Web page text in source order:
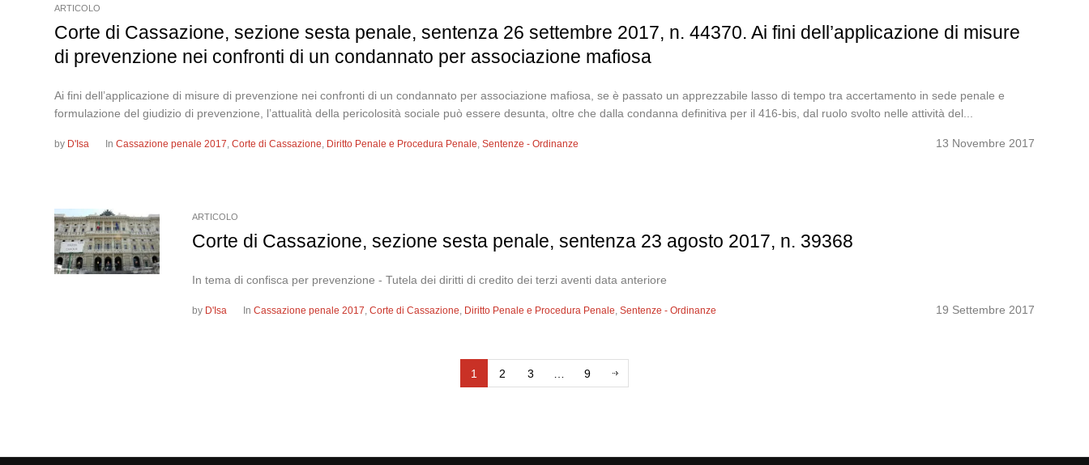
ARTICOLO
Corte di Cassazione, sezione sesta penale, sentenza 26 settembre 2017, n. 44370. Ai fini dell’applicazione di misure
di prevenzione nei confronti di un condannato per associazione mafiosa
Ai fini dell’applicazione di misure di prevenzione nei confronti di un condannato per associazione mafiosa, se è passato un apprezzabile lasso di tempo tra accertamento in sede penale e
formulazione del giudizio di prevenzione, l’attualità della pericolosità sociale può essere desunta, oltre che dalla condanna definitiva per il 416-bis, dal ruolo svolto nelle attività del...
13 Novembre 2017
by D'Isa InCassazione penale 2017,Corte di Cassazione, Diritto Penale e Procedura Penale,Sentenze - Ordinanze
ARTICOLO
Corte di Cassazione, sezione sesta penale, sentenza 23 agosto 2017, n. 39368
In tema di confisca per prevenzione - Tutela dei diritti di credito dei terzi aventi data anteriore
19 Settembre 2017
by D'Isa InCassazione penale 2017,Corte di Cassazione, Diritto Penale e Procedura Penale,Sentenze - Ordinanze
1 2 3 9